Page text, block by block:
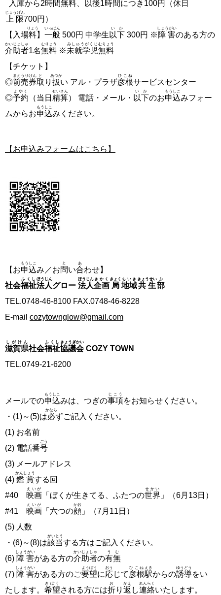
入庫から2時間無料 以後1時間につき100円（休日
上限
じょうげん
700円）
【入場料
りょう
】 一般
いっぱん
500円 中学生 以下
いか
300円 ※障害
しょうがい
のある方の
介助者
かいじょしゃ
1名無料
むりょう
※未就学児
みしゅうがくじ
無料
むりょう
【チケット】
◎前売券
まえうりけん
取
と
り 扱
あつか
い アル・プラザ彦根
ひこね
サービスセンター
◎予約
よやく
（当日 精算
せいさん
） 電話・メール・ 以下
いか
のお申込
もうしこ
みフォー
ムからお申込
もうしこ
みください。
【お申込みフォームはこちら】
【お申込
もうしこ
み／お問
と
い合
あ
わせ】
社会福祉
ふくし
法人
ほうじん
グロー 法人
ほうじん
企画
きかく
局
きょく
地域
ちいき
共生
きょうせい
部
ぶ
TEL.0748-46-8100 FAX.0748-46-8228
E-mail cozytownglow@gmail.com
滋賀県
しがけん
社会福祉
ふくし
協議会
きょうぎかい
COZY TOWN
TEL.0749-21-6200
メールでの申込
もうしこ
みは、つぎの事項
じこう
をお知らせください。
・(1)～(5)は必
かなら
ずご記入ください。
(1) お名前
(2) 電話番号
ごう
(3) メールアドレス
(4) 鑑賞
かんしょう
する回
#40 映画
えいが
「ぼくが生きてる、ふたつの世界
せかい
」（6月13日）
#41 映画
えいが
「六つの顔
かお
」（7月11日）
(5) 人数
・(6)～(8)は該当
がいとう
する方はご記入ください。
(6) 障害
しょうがい
がある方の介助者
かいじょしゃ
の有無
うむ
(7) 障害
しょうがい
がある方のご要望
ようぼう
に応
おう
じて 彦根
ひこね
駅
えき
からの誘導
ゆうどう
をい
たします。 希望
きぼう
される方には折
お
り 返
かえ
し連絡
れんらく
いたします。